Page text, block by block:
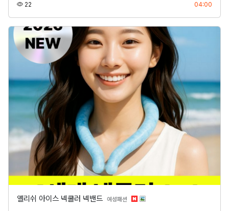
22 04:00
앨리쉬 아이스 넥쿨러 넥밴드 여성패션 분류